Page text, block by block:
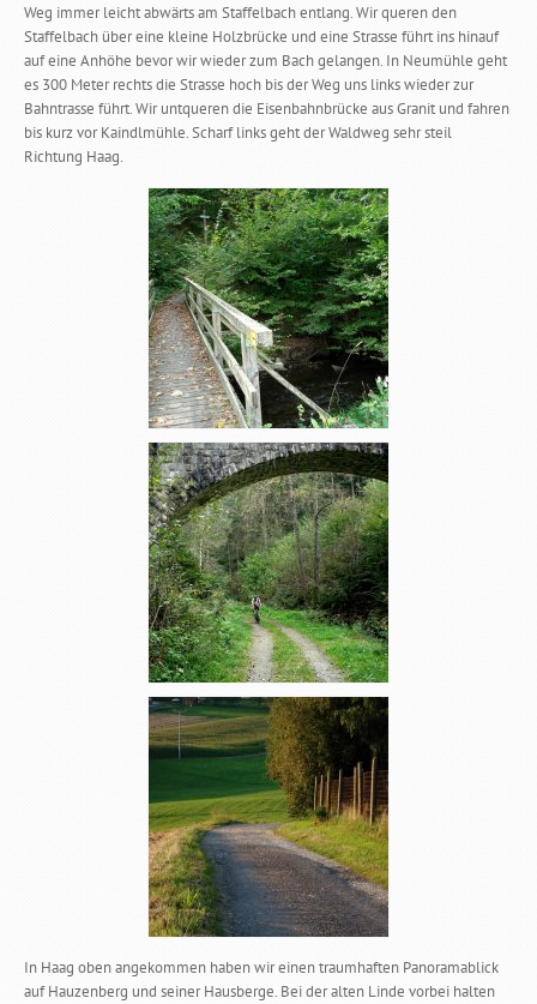
Weg immer leicht abwärts am Staffelbach entlang. Wir queren den
Staffelbach über eine kleine Holzbrücke und eine Strasse führt ins hinauf
auf eine Anhöhe bevor wir wieder zum Bach gelangen. In Neumühle geht
es 300 Meter rechts die Strasse hoch bis der Weg uns links wieder zur
Bahntrasse führt. Wir untqueren die Eisenbahnbrücke aus Granit und fahren
bis kurz vor Kaindlmühle. Scharf links geht der Waldweg sehr steil
Richtung Haag.
In Haag oben angekommen haben wir einen traumhaften Panoramablick
auf Hauzenberg und seiner Hausberge. Bei der alten Linde vorbei halten